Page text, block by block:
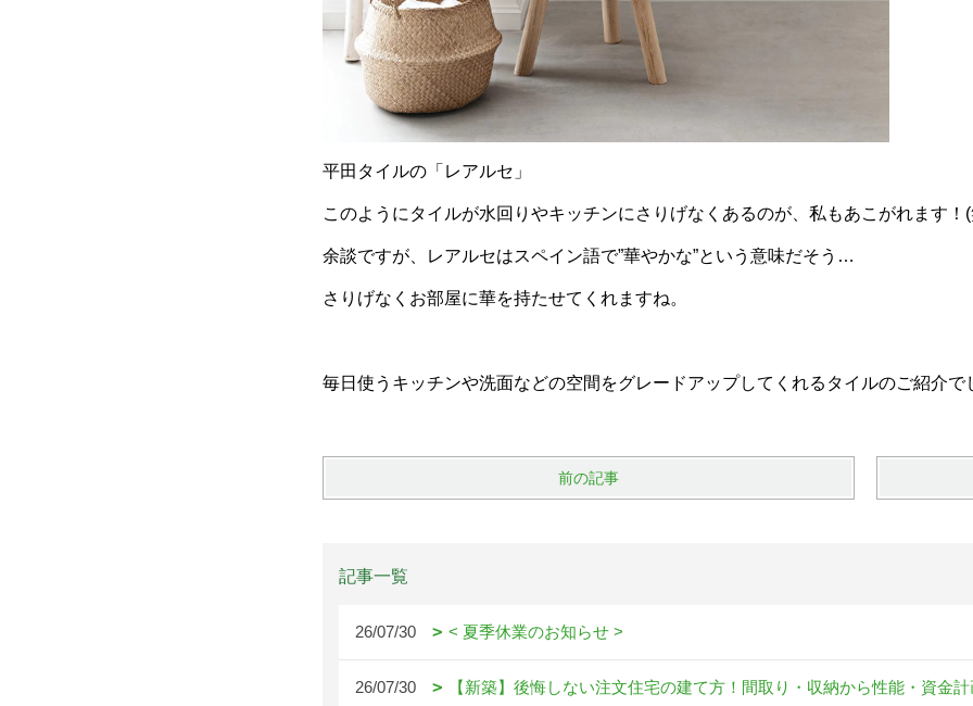
平田タイルの「レアルセ」
このようにタイルが水回りやキッチンにさりげなくあるのが、私もあこがれます！
余談ですが、レアルセはスペイン語で”華やかな”という意味だそう…
さりげなくお部屋に華を持たせてくれますね。
毎日使うキッチンや洗面などの空間をグレードアップしてくれるタイルのご紹介で
前の記事
記事一覧
26/07/30 < 夏季休業のお知らせ >
26/07/30 【新築】後悔しない注文住宅の建て方！間取り・収納から性能・資金